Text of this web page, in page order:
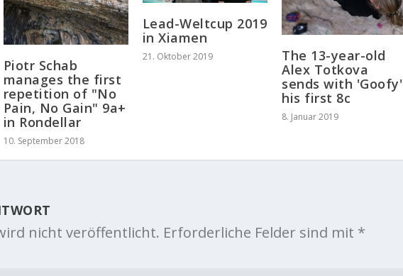
Piotr Schab
manages the first
repetition of "No
Pain, No Gain" 9a+
in Rondellar
10. September 2018
Lead-Weltcup 2019
in Xiamen
21. Oktober 2019
The 13-year-old
Alex Totkova
sends with 'Goofy'
his first 8c
8. Januar 2019
nicht veröffentlicht. Erforderliche Felder sind mit *